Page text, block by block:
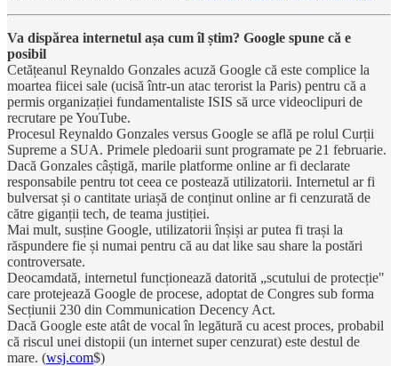
Va dispărea internetul așa cum îl știm? Google spune că e
posibil
Cetățeanul Reynaldo Gonzales acuză Google că este complice la
moartea fiicei sale (ucisă într-un atac terorist la Paris) pentru că a
permis organizației fundamentaliste ISIS să urce videoclipuri de
recrutare pe YouTube.
Procesul Reynaldo Gonzales versus Google se află pe rolul Curții
Supreme a SUA. Primele pledoarii sunt programate pe 21 februarie.
Dacă Gonzales câștigă, marile platforme online ar fi declarate
responsabile pentru tot ceea ce postează utilizatorii. Internetul ar fi
bulversat și o cantitate uriașă de conținut online ar fi cenzurată de
către giganții tech, de teama justiției.
Mai mult, susține Google, utilizatorii înșiși ar putea fi trași la
răspundere fie și numai pentru că au dat like sau share la postări
controversate.
Deocamdată, internetul funcționează datorită „scutului de protecție"
care protejează Google de procese, adoptat de Congres sub forma
Secțiunii 230 din Communication Decency Act.
Dacă Google este atât de vocal în legătură cu acest proces, probabil
că riscul unei distopii (un internet super cenzurat) este destul de
mare. (wsj.com$)